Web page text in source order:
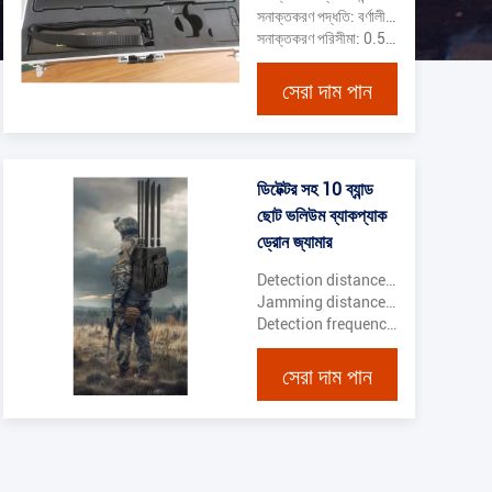
সেরা দাম পান
ডিটেক্টর সহ 10 ব্যান্ড
ছোট ভলিউম ব্যাকপ্যাক
ড্রোন জ্যামার
সেরা দাম পান